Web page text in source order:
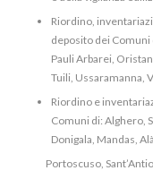
Riordino,
deposito dei Comuni
Pauli Arbarei,
Tuili, Ussaramanna,
Riordino e
Comuni di: Alghero,
Donigala, Mandas,
Portoscuso,